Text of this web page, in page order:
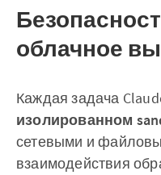
облачное
Каждая задача
изолированном
сетевыми и
взаимодействия